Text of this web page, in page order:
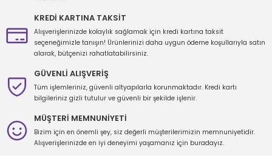
Ürün bilgilerinde hatalar bulunuyor.
Ürün fiyatı diğer sitelerden daha pahalı.
Gönder
KREDİ KARTINA TAKSİT
Alışverişlerinizde kolaylık sağlamak için kredi kartına taksit
seçeneğimizle tanışın! Ürünlerinizi daha uygun ödeme koşullarıyla satın
alarak, bütçenizi rahatlatabilirsiniz.
GÜVENLİ ALIŞVERİŞ
Tüm işlemleriniz, güvenli altyapılarla korunmaktadır. Kredi kartı
bilgileriniz gizli tutulur ve güvenli bir şekilde işlenir.
MÜŞTERİ MEMNUNİYETİ
Bizim için en önemli şey, siz değerli müşterilerimizin memnuniyetidir.
Alışverişlerinizde en iyi deneyimi yaşamanız için buradayız.